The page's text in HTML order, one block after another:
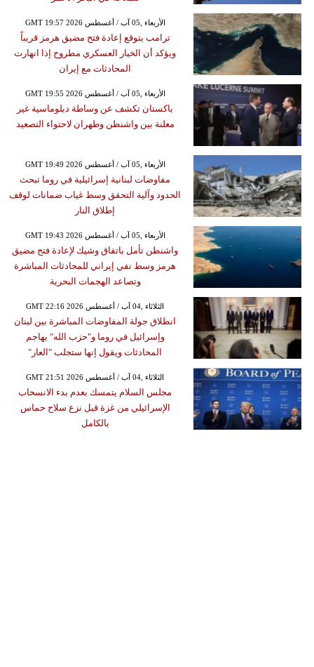
GMT 19:57 2026 الأربعاء ,05 آب / أغسطس
ترامب يتوقع إعادة فتح مضيق هرمز قريباً
ويؤكد أن الخيار العسكري مطروح إذا انهارت
المحادثات مع إيران
GMT 19:55 2026 الأربعاء ,05 آب / أغسطس
باكستان تكشف عن وساطة دبلوماسية غير
معلنة بين واشنطن وطهران لاحتواء التصعيد
GMT 19:49 2026 الأربعاء ,05 آب / أغسطس
مفاوضات لبنانية إسرائيلية في روما تبحث
الحدود وآلية التحقق وسط غياب ضمانات لوقف
إطلاق النار
GMT 19:43 2026 الأربعاء ,05 آب / أغسطس
واشنطن تأمل باتفاق وشيك لإعادة فتح مضيق
هرمز وسط نفي إيراني للمحادثات المباشرة
وتصاعد الهجمات البحرية
GMT 22:16 2026 الثلاثاء ,04 آب / أغسطس
انطلاق جولة المفاوضات المباشرة بين لبنان
وإسرائيل في روما و"حزب الله" يهاجم
المحادثات ويقول إنها ستجلب "العار"
GMT 21:51 2026 الثلاثاء ,04 آب / أغسطس
مجلس السلام يتمسك بعدم بدء الانسحاب
الإسرائيلي من غزة قبل نزع سلاح حماس
بالكامل